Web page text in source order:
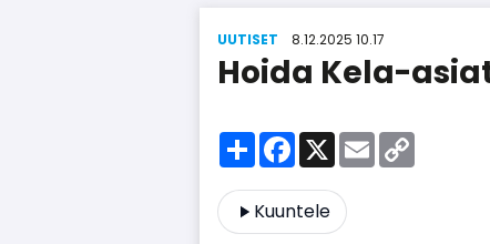
UUTISET 8.12.2025 10.17
Hoida Kela-
ShareFacebook
X Email
Kuuntele